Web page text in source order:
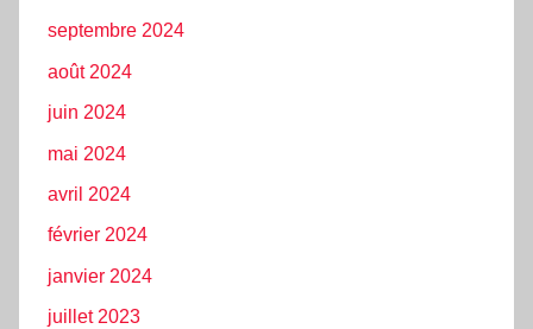
septembre 2024
août 2024
juin 2024
mai 2024
avril 2024
février 2024
janvier 2024
juillet 2023